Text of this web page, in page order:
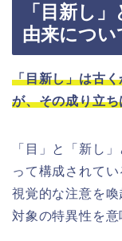
「目新し
由来につい
「目新し」は古
が、その成り立
「目」と「新し
って構成されて
視覚的な注意を
対象の特異性を意